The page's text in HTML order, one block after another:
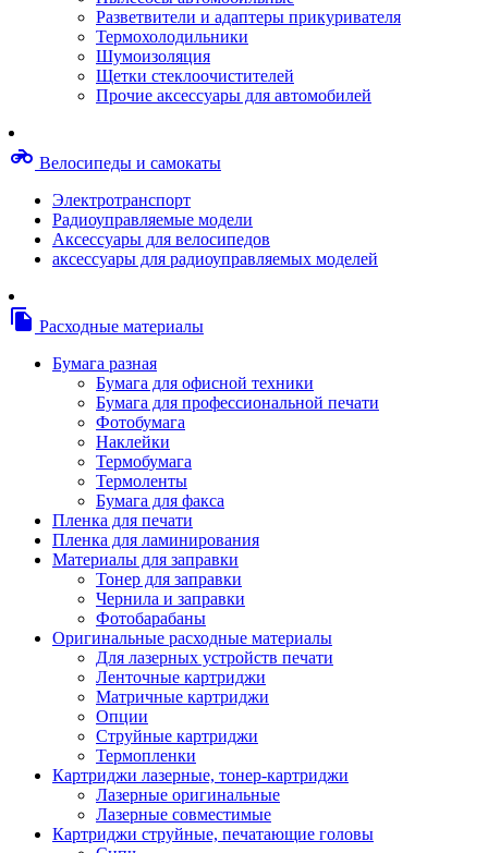
Степлерные скобы, скрепки
Термопленки
Термоузлы/печки/тэны
Тормозные площадки
Узлы/комплекты переноса изображений
Шлейфы
Баллоны со сжатым воздухом
Салфетки для чистки оргтехники
Скотч, фломастеры
Чистящие спреи, жидкости и пены
Картриджи для специализированных
Другие картриджи и твердые чернила
Картриджи и твердые чернила
Картриджи матричные, чернила
Расходные материалы для профессиональной
печати
Электрика
Изделия для прокладки кабеля и
Арматура кабельная/изоляционные
материалы
Гильза соединительная для
алюминиевых проводников под
опрессовку
проводников под опрессовку
Гильза соединительная со
болтами
Заглушка термоусадочная
ответвительный
Муфта кабельная концевая
Муфта кабельная соединительная
Наконечник быстроразмыкаемый
Наконечник кабельный со
Разветвители и адаптеры прикуривателя
Термохолодильники
Шумоизоляция
Щетки стеклоочистителей
Прочие аксессуары для автомобилей
motorcycle Велосипеды и самокаты
Электротранспорт
Радиоуправляемые модели
Аксессуары для велосипедов
аксессуары для радиоуправляемых моделей
file_copy Расходные материалы
Бумага разная
Бумага для офисной техники
Бумага для профессиональной печати
Фотобумага
Наклейки
Термобумага
Термоленты
Бумага для факса
Пленка для печати
Пленка для ламинирования
Материалы для заправки
Тонер для заправки
Чернила и заправки
Фотобарабаны
Оригинальные расходные материалы
Для лазерных устройств печати
Ленточные картриджи
Матричные картриджи
Опции
Струйные картриджи
Термопленки
Картриджи лазерные, тонер-картриджи
Лазерные оригинальные
Лазерные совместимые
Картриджи струйные, печатающие головы